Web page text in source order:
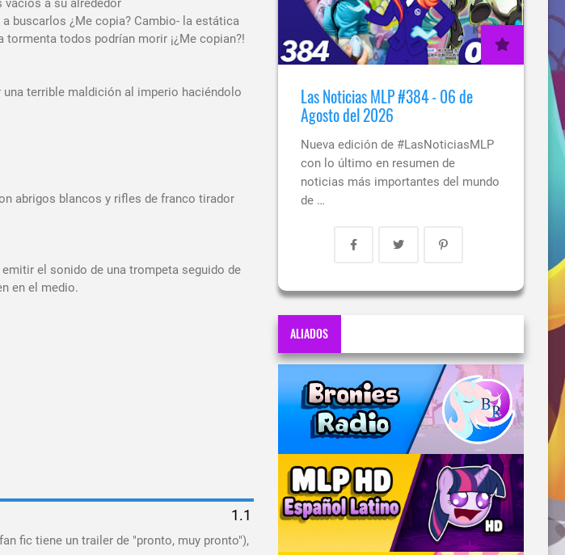
vacíos a su alrededor
buscarlos ¿Me copia? Cambio- la estática
todos podrían morir ¡¿Me copian?!
una terrible maldición al imperio haciéndolo
abrigos blancos y rifles de franco tirador
el sonido de una trompeta seguido de
en el medio.
fic tiene un trailer de "pronto, muy pronto"),
Las Noticias MLP #384 - 06 de
Agosto del 2026
Nueva edición de #LasNoticiasMLP
con lo último en resumen de
noticias más importantes del mundo
de …
ALIADOS